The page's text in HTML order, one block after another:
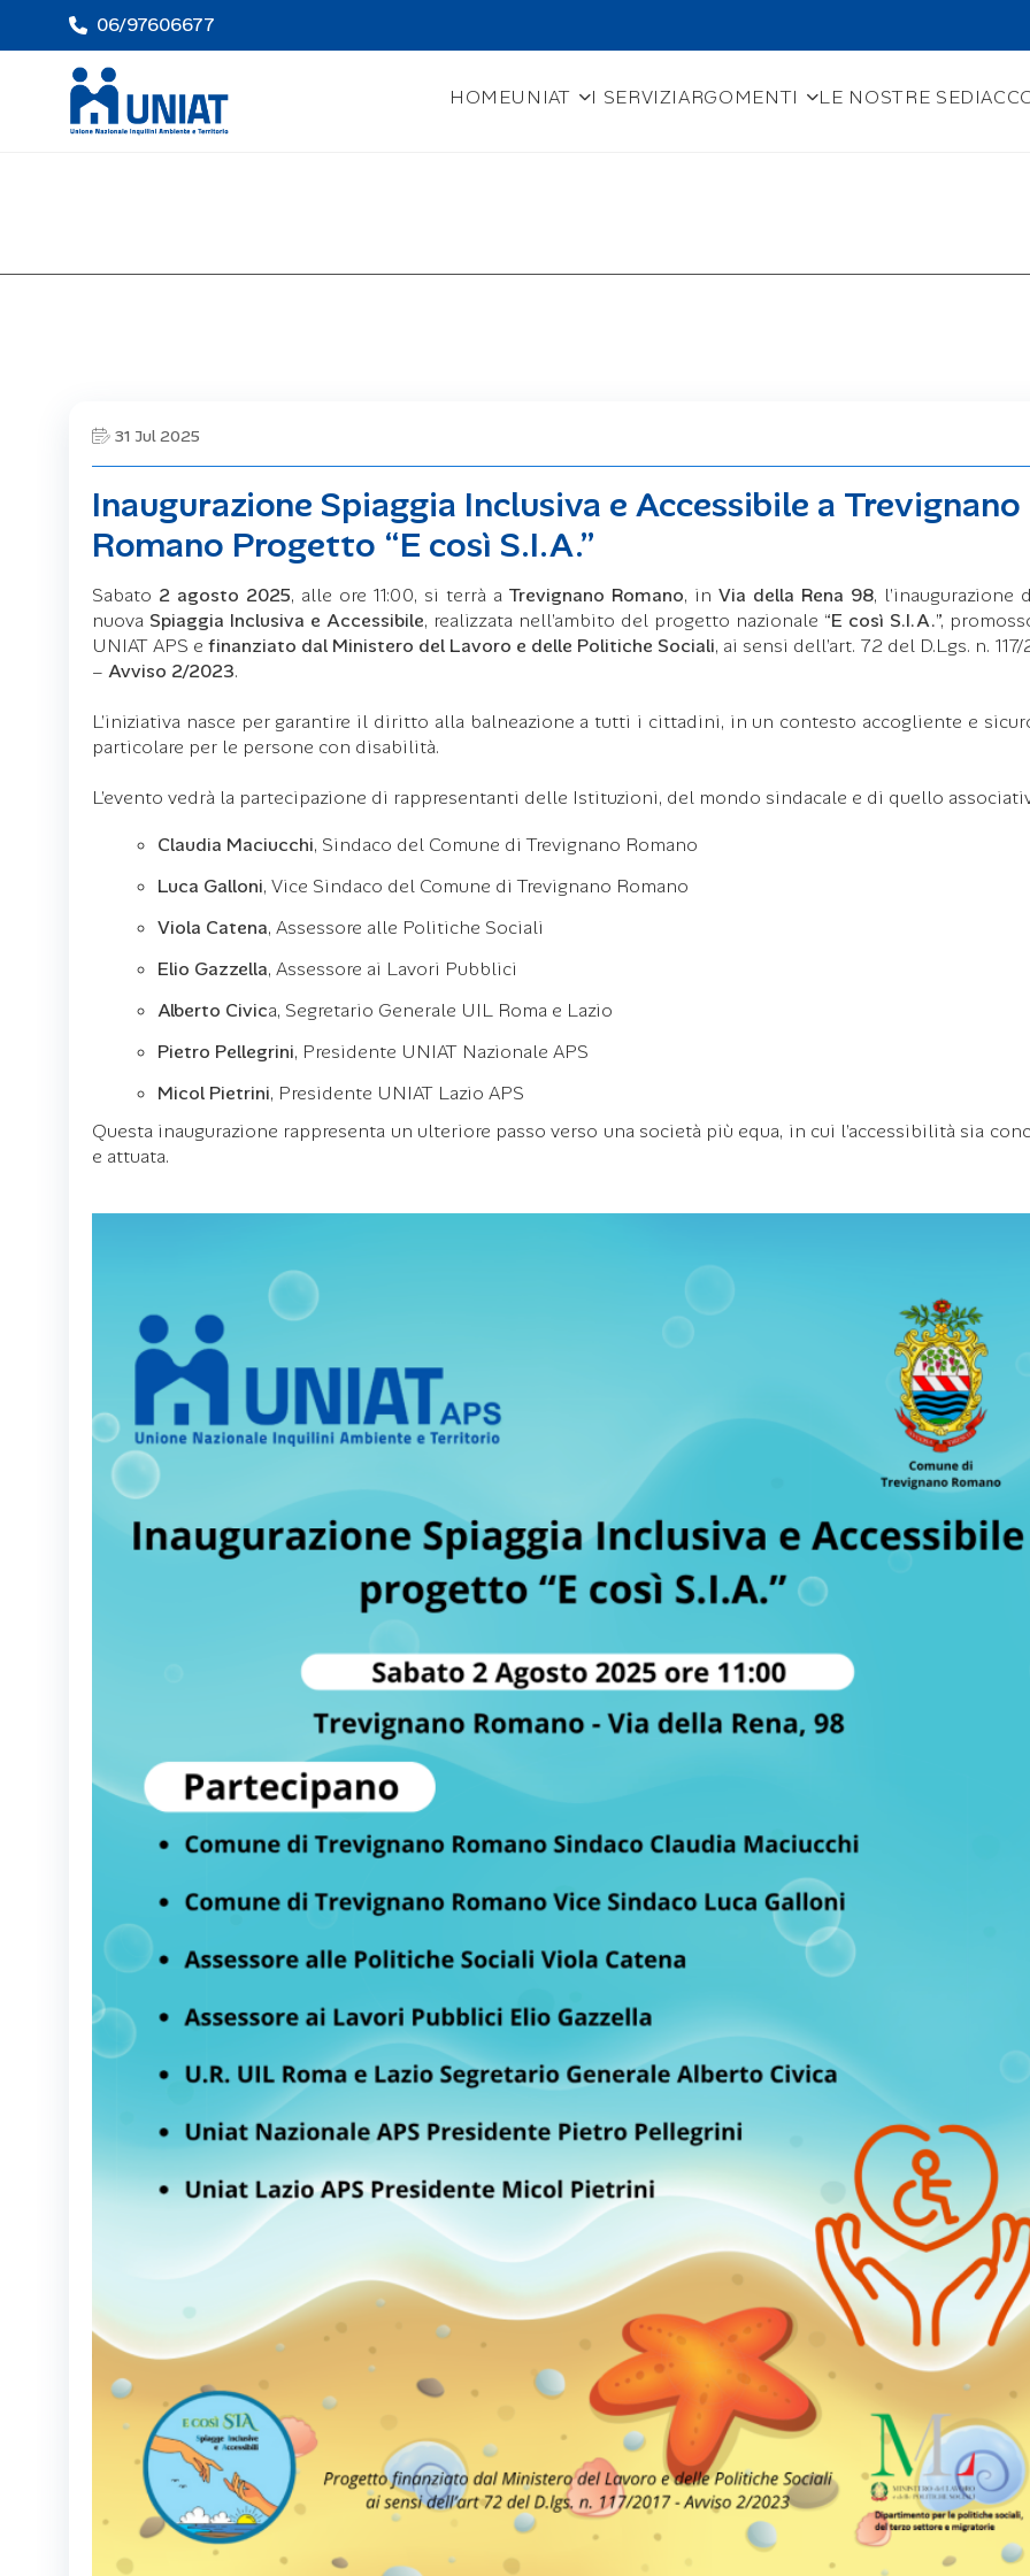
06/97606677
HOMEUNIAT I SERVIZIARGOMENTI LE NOSTRE SEDI
31 Jul 2025
Inaugurazione Spiaggia Inclusiva e Accessibile a Trevignano
Romano Progetto “E così S.I.A.”
Sabato 2 agosto 2025, alle ore 11:00, si terrà a Trevignano Romano, in Via della Rena 98, l’inaugurazione
nuova Spiaggia Inclusiva e Accessibile, realizzata nell’ambito del progetto nazionale “E così S.I.A.”,
UNIAT APS efinanziato dal Ministero del Lavoro e delle Politiche Sociali, ai sensi dell’art. 72 del D.Lgs. n. 117/
– Avviso 2/2023.
L’iniziativa nasce per garantire il diritto alla balneazione a tutti i cittadini, in un contesto accogliente e
particolare per le persone con disabilità.
L’evento vedrà la partecipazione di rappresentanti delle Istituzioni, del mondo sindacale e di quello
Claudia Maciucchi, Sindaco del Comune di Trevignano Romano
Luca Galloni, Vice Sindaco del Comune di Trevignano Romano
Viola Catena, Assessore alle Politiche Sociali
Elio Gazzella, Assessore ai Lavori Pubblici
Alberto Civica, Segretario Generale UIL Roma e Lazio
Pietro Pellegrini, Presidente UNIAT Nazionale APS
Micol Pietrini, Presidente UNIAT Lazio APS
Questa inaugurazione rappresenta un ulteriore passo verso una società più equa, in cui l’accessibilità sia
e attuata.